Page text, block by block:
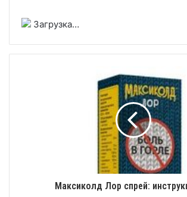
Загрузка…
Максиколд Лор спрей: